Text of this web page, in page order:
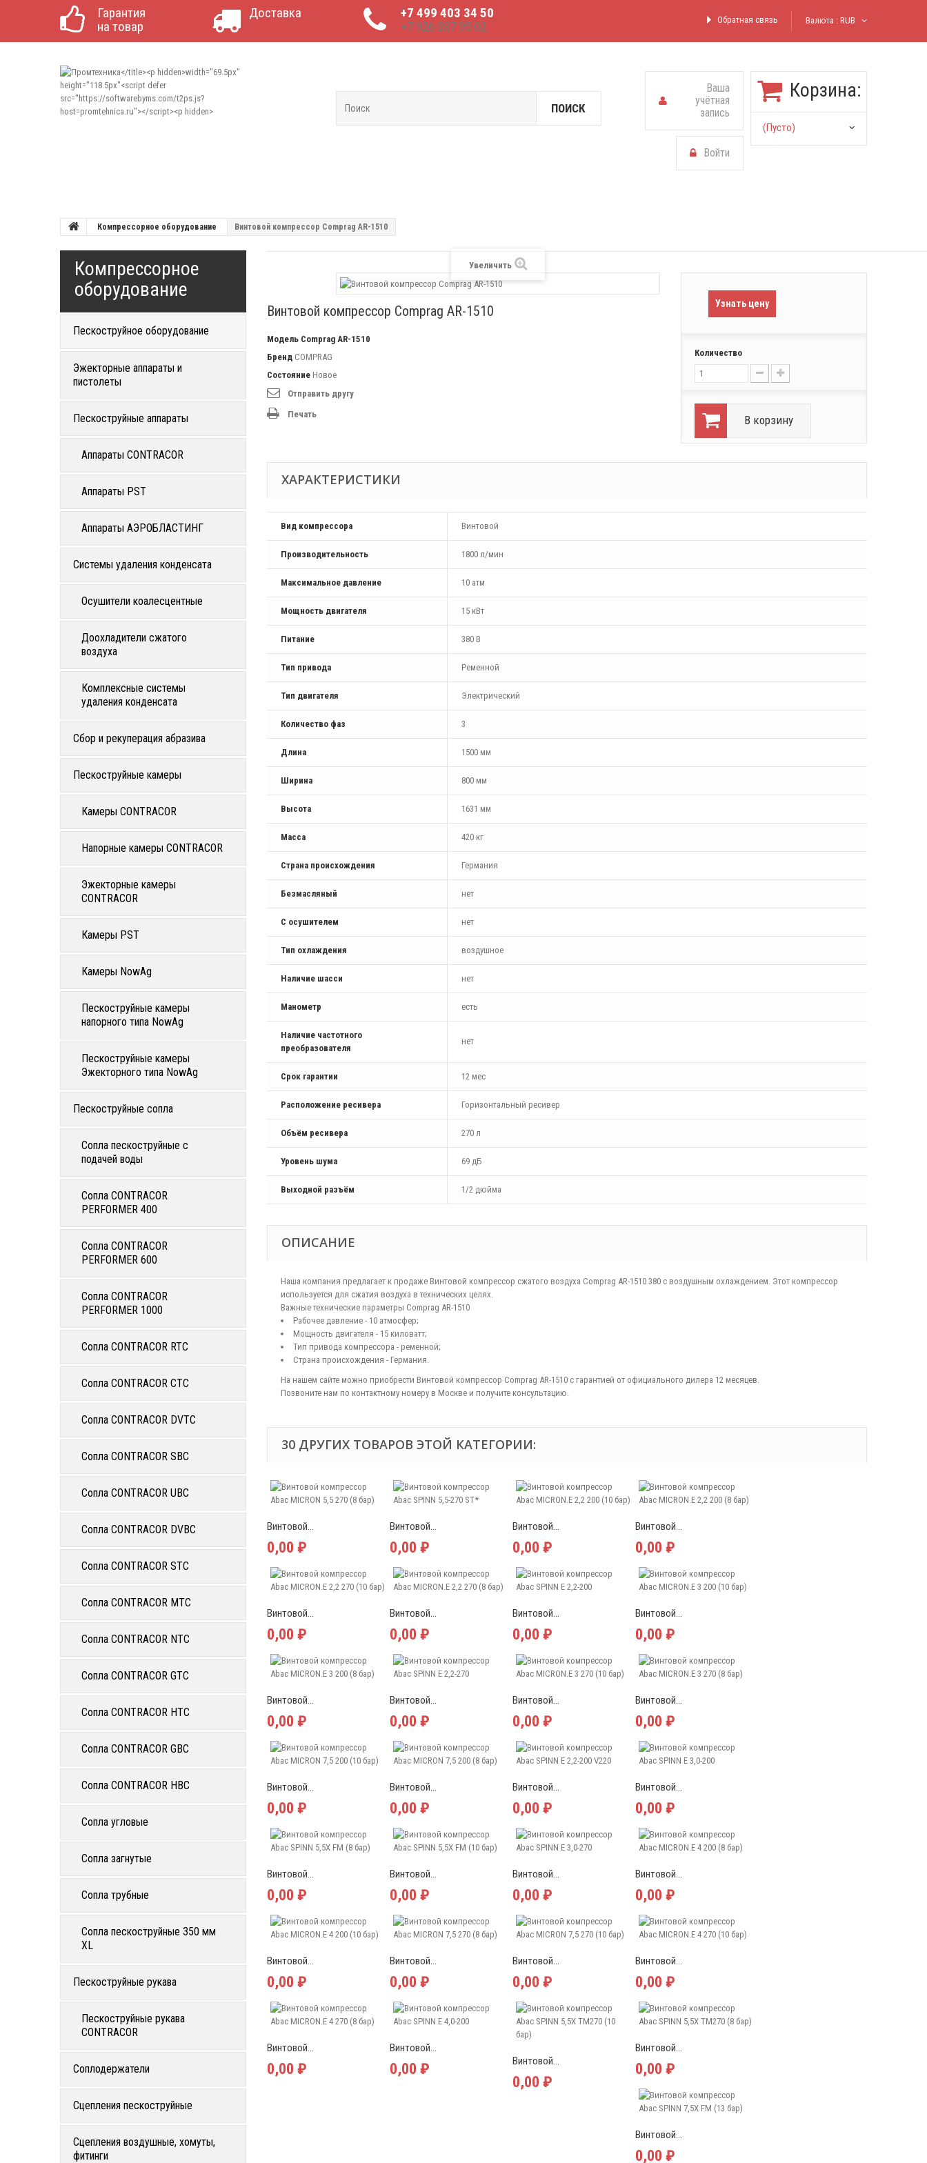
Гарантия
на товар
Доставка
+7 499 403 34 50
+7 926 037 95 02
Валюта : RUB
Обратная связь
Корзина:
(пусто)
Ваша
учётная
запись
Войти
ПОИСК
Компрессорное оборудование Винтовой компрессор Comprag AR-1510
Компрессорное
оборудование
Пескоструйное оборудование
Эжекторные аппараты и
пистолеты
Пескоструйные аппараты
Аппараты CONTRACOR
Аппараты PST
Аппараты АЭРОБЛАСТИНГ
Системы удаления конденсата
Осушители коалесцентные
Доохладители сжатого
воздуха
Комплексные системы
удаления конденсата
Сбор и рекуперация абразива
Пескоструйные камеры
Камеры CONTRACOR
Напорные камеры CONTRACOR
Эжекторные камеры
CONTRACOR
Камеры PST
Камеры NowAg
Пескоструйные камеры
напорного типа NowAg
Пескоструйные камеры
Эжекторного типа NowAg
Пескоструйные сопла
Сопла пескоструйные с
подачей воды
Сопла CONTRACOR
PERFORMER 400
Сопла CONTRACOR
PERFORMER 600
Сопла CONTRACOR
PERFORMER 1000
Сопла CONTRACOR RTC
Сопла CONTRACOR CTC
Сопла CONTRACOR DVTC
Сопла CONTRACOR SBC
Сопла CONTRACOR UBC
Сопла CONTRACOR DVBC
Сопла CONTRACOR STC
Сопла CONTRACOR MTC
Сопла CONTRACOR NTC
Сопла CONTRACOR GTC
Сопла CONTRACOR HTC
Сопла CONTRACOR GBC
Сопла CONTRACOR HBC
Сопла угловые
Сопла загнутые
Сопла трубные
Сопла пескоструйные 350 мм
XL
Пескоструйные рукава
Пескоструйные рукава
CONTRACOR
Соплодержатели
Сцепления пескоструйные
Сцепления воздушные, хомуты,
фитинги
Увеличить
Винтовой компрессор Comprag AR-1510
Модель Comprag AR-1510
Бренд COMPRAG
Состояние Новое
Отправить другу
Печать
Узнать цену
Количество
В корзину
ХАРАКТЕРИСТИКИ
Вид компрессора Винтовой
Производительность 1800 л/мин
Максимальное давление 10 атм
Мощность двигателя 15 кВт
Питание 380 В
Тип привода Ременной
Тип двигателя Электрический
Количество фаз 3
Длина 1500 мм
Ширина 800 мм
Высота 1631 мм
Масса 420 кг
Страна происхождения Германия
Безмасляный нет
С осушителем нет
Тип охлаждения воздушное
Наличие шасси нет
Манометр есть
Наличие частотного
преобразователя
нет
Срок гарантии 12 мес
Расположение ресивера Горизонтальный ресивер
Объём ресивера 270 л
Уровень шума 69 дБ
Выходной разъём 1/2 дюйма
ОПИСАНИЕ
Наша компания предлагает к продаже Винтовой компрессор сжатого воздуха Comprag АR-1510 380 с воздушным охлаждением. Этот компрессор
используется для сжатия воздуха в технических целях.
Важные технические параметры Comprag АR-1510
Рабочее давление - 10 атмосфер;
Мощность двигателя - 15 киловатт;
Тип привода компрессора - ременной;
Страна происхождения - Германия.
На нашем сайте можно приобрести Винтовой компрессор Comprag АR-1510 с гарантией от официального дилера 12 месяцев.
Позвоните нам по контактному номеру в Москве и получите консультацию.
30 ДРУГИХ ТОВАРОВ ЭТОЙ КАТЕГОРИИ:
Винтовой...
0,00 ₽
Винтовой...
0,00 ₽
Винтовой...
0,00 ₽
Винтовой...
0,00 ₽
Винтовой...
0,00 ₽
Винтовой...
0,00 ₽
Винтовой...
0,00 ₽
Винтовой...
0,00 ₽
Винтовой...
0,00 ₽
Винтовой...
0,00 ₽
Винтовой...
0,00 ₽
Винтовой...
0,00 ₽
Винтовой...
0,00 ₽
Винтовой...
0,00 ₽
Винтовой...
0,00 ₽
Винтовой...
0,00 ₽
Винтовой...
0,00 ₽
Винтовой...
0,00 ₽
Винтовой...
0,00 ₽
Винтовой...
0,00 ₽
Винтовой...
0,00 ₽
Винтовой...
0,00 ₽
Винтовой...
0,00 ₽
Винтовой...
0,00 ₽
Винтовой...
0,00 ₽
Винтовой...
0,00 ₽ Винтовой...
0,00 ₽
Винтовой...
0,00 ₽
Винтовой...
0,00 ₽